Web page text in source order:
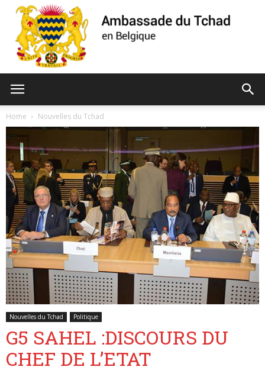
du
Tchad
de
Home Nouvelles du Tchad
Nouvelles du Tchad Politique
G5 SAHEL :DISCOURS DU
CHEF DE L’ETAT